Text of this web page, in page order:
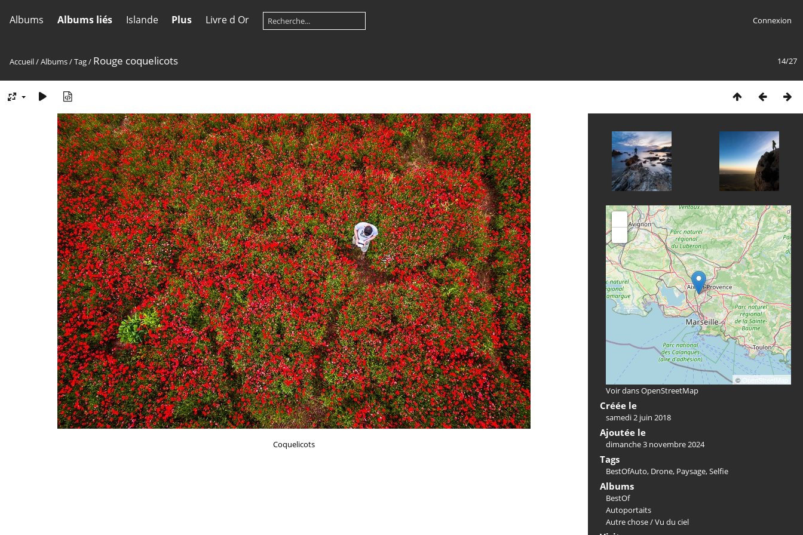
Albums Albums liés Islande Plus Livre d Or Connexion
14/27
Accueil/Albums/Tag/ Rouge coquelicots
Coquelicots
© OpenStreetMap
Voir dans OpenStreetMap
Créée le
samedi 2 juin 2018
Ajoutée le
dimanche 3 novembre 2024
Tags
BestOfAuto, Drone, Paysage,Selfie
Albums
BestOf
Autoportaits
Autre chose/Vu du ciel